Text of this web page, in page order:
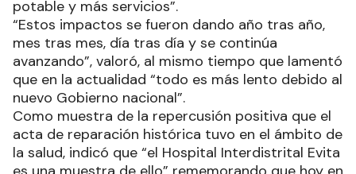
potable y más servicios”.
“Estos impactos se fueron dando año tras año,
mes tras mes, día tras día y se continúa
avanzando”, valoró, al mismo tiempo que lamentó
que en la actualidad “todo es más lento debido al
nuevo Gobierno nacional”.
Como muestra de la repercusión positiva que el
acta de reparación histórica tuvo en el ámbito de
la salud, indicó que “el Hospital Interdistrital Evita